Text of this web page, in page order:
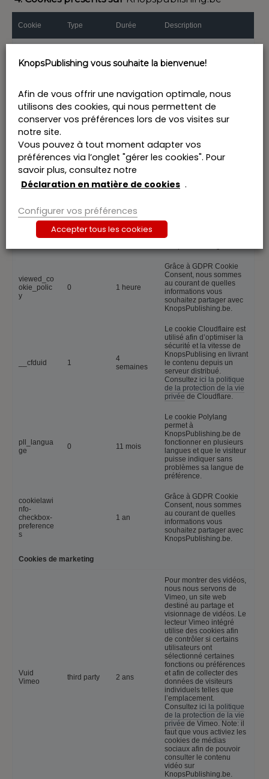
Cookie Type Durée Description
PHPSESSI
D
session
cookie est un cookie de
session et sera supprimé
lorsque vous fermez la
fenêtre du navigateur.
cookielawi
nfo-
checkbox-
non-
necessary
1 11 mois
Grâce à GDPR Cookie
Consent, nous sommes
au courant de quelles
KnopsPublishing.be.
cookielawi
nfo-
checkbox-
necessary
au courant de quelles
souhaitez partager avec
viewed_co
okie_polic
y
0 1 heure
Grâce à GDPR Cookie
Consent, nous sommes
au courant de quelles
informations vous
souhaitez partager avec
KnopsPublishing.be.
__cfduid 1
4
semaines
Le cookie Cloudflaire est
utilisé afin d’optimiser la
sécurité et la vitesse de
KnopsPublising en livrant
le contenu depuis un
serveur distribué.
Consultez ici la politique
de la protection de la vie
privée de Cloudflare.
pll_langua
ge
0 11 mois
Le cookie Polylang
permet à
KnopsPublishing.be de
fonctionner en plusieurs
langues et que le visiteur
puisse indiquer sans
problèmes sa langue de
préférence.
cookielawi
nfo-
checkbox-
preference
s
1 an
Grâce à GDPR Cookie
Consent, nous sommes
au courant de quelles
informations vous
souhaitez partager avec
KnopsPublishing.be.
Cookies de marketing
Vuid
Vimeo
third party 2 ans
Pour montrer des vidéos,
nous nous servons de
Vimeo, un site web
destiné au partage et
visionnage de vidéos. Le
lecteur Vimeo intégré
utilise des cookies afin
de contrôler si certains
utilisateurs ont
sélectionné certaines
fonctions ou préférences
et afin de collecter des
données de visiteurs
individuels telles que
l’emplacement.
Consultez ici la politique
de la protection de la vie
privée de Vimeo. Note: il
faut que vous activiez les
cookies de médias
sociaux afin de pouvoir
consulter le contenu
vidéo sur
KnopsPublishing.be.
KnopsPublishing vous souhaite la bienvenue!
Afin de vous offrir une navigation optimale, nous
utilisons des cookies, qui nous permettent de
conserver vos préférences lors de vos visites sur
notre site.
Vous pouvez à tout moment adapter vos
préférences via l’onglet "gérer les cookies". Pour
savoir plus, consultez notre
Déclaration en matière de cookies .
Configurer vos préférences
Accepter tous les cookies